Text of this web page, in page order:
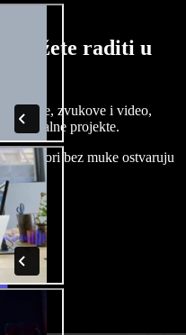
možete raditi u
slike, zvukove i video,
vizualne projekte.
autori bez muke ostvaruju